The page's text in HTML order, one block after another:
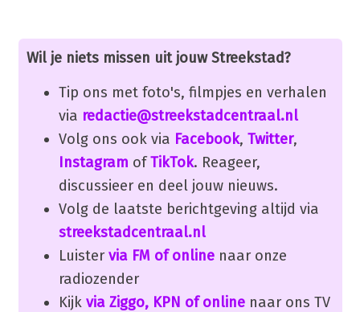
Wil je niets missen uit jouw Streekstad?
Tip ons met foto's, filmpjes en verhalen
via redactie@streekstadcentraal.nl
Volg ons ook via Facebook, Twitter,
Instagram ofTikTok. Reageer,
discussieer en deel jouw nieuws.
Volg de laatste berichtgeving altijd via
streekstadcentraal.nl
Luister via FM of onlinenaar onze
radiozender
Kijk via Ziggo, KPN of onlinenaar ons TV